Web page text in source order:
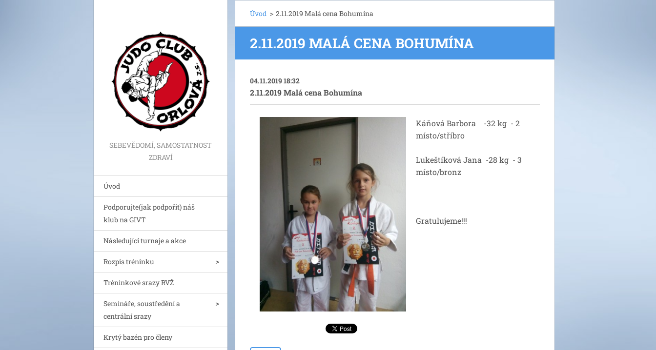
SEBEVĚDOMÍ, SAMOSTATNOST
ZDRAVÍ
Úvod
Podporujte(jak podpořit) náš
klub na GIVT
Následující turnaje a akce
Rozpis tréninku
Tréninkové srazy RVŽ
Semináře, soustředění a
centrální srazy
Krytý bazén pro členy
Úvod > 2.11.2019 Malá cena Bohumína
2.11.2019 MALÁ CENA BOHUMÍNA
04.11.2019 18:32
2.11.2019 Malá cena Bohumína
Káňová Barbora -32 kg - 2
místo/stříbro
Lukeštíková Jana -28 kg - 3
místo/bronz
Gratulujeme!!!